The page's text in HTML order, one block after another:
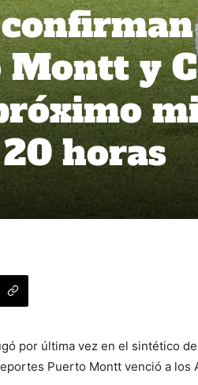
y
horas
por última vez en el sintético
Puerto Montt venció a los